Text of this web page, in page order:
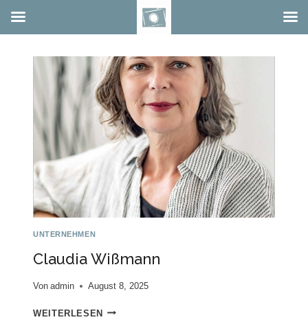
UNTERNEHMEN
Claudia Wißmann
Von admin August 8, 2025
WEITERLESEN CLAUDIA